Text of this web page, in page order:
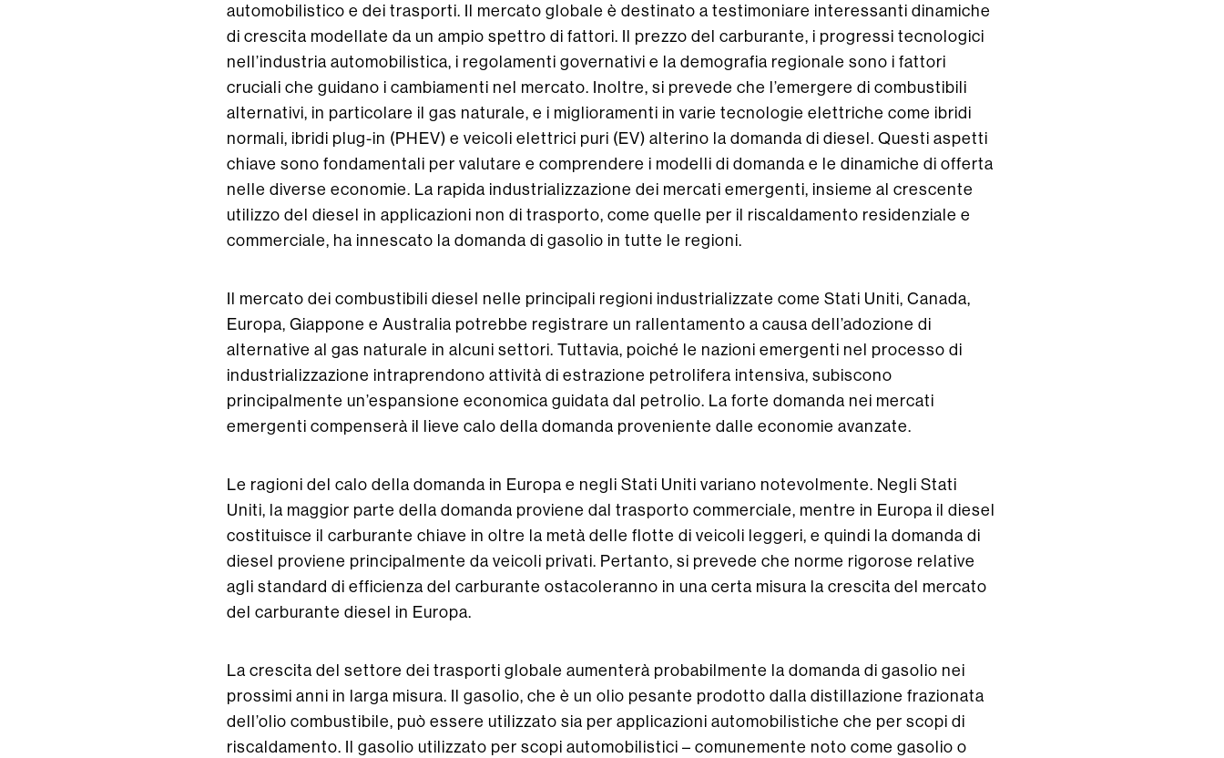
automobilistico e dei trasporti. Il mercato globale è destinato a testimoniare interessanti dinamiche
di crescita modellate da un ampio spettro di fattori. Il prezzo del carburante, i progressi tecnologici
nell’industria automobilistica, i regolamenti governativi e la demografia regionale sono i fattori
cruciali che guidano i cambiamenti nel mercato. Inoltre, si prevede che l’emergere di combustibili
alternativi, in particolare il gas naturale, e i miglioramenti in varie tecnologie elettriche come ibridi
normali, ibridi plug-in (PHEV) e veicoli elettrici puri (EV) alterino la domanda di diesel. Questi aspetti
chiave sono fondamentali per valutare e comprendere i modelli di domanda e le dinamiche di offerta
nelle diverse economie. La rapida industrializzazione dei mercati emergenti, insieme al crescente
utilizzo del diesel in applicazioni non di trasporto, come quelle per il riscaldamento residenziale e
commerciale, ha innescato la domanda di gasolio in tutte le regioni.
Il mercato dei combustibili diesel nelle principali regioni industrializzate come Stati Uniti, Canada,
Europa, Giappone e Australia potrebbe registrare un rallentamento a causa dell’adozione di
alternative al gas naturale in alcuni settori. Tuttavia, poiché le nazioni emergenti nel processo di
industrializzazione intraprendono attività di estrazione petrolifera intensiva, subiscono
principalmente un’espansione economica guidata dal petrolio. La forte domanda nei mercati
emergenti compenserà il lieve calo della domanda proveniente dalle economie avanzate.
Le ragioni del calo della domanda in Europa e negli Stati Uniti variano notevolmente. Negli Stati
Uniti, la maggior parte della domanda proviene dal trasporto commerciale, mentre in Europa il diesel
costituisce il carburante chiave in oltre la metà delle flotte di veicoli leggeri, e quindi la domanda di
diesel proviene principalmente da veicoli privati. Pertanto, si prevede che norme rigorose relative
agli standard di efficienza del carburante ostacoleranno in una certa misura la crescita del mercato
del carburante diesel in Europa.
La crescita del settore dei trasporti globale aumenterà probabilmente la domanda di gasolio nei
prossimi anni in larga misura. Il gasolio, che è un olio pesante prodotto dalla distillazione frazionata
dell’olio combustibile, può essere utilizzato sia per applicazioni automobilistiche che per scopi di
riscaldamento. Il gasolio utilizzato per scopi automobilistici – comunemente noto come gasolio o